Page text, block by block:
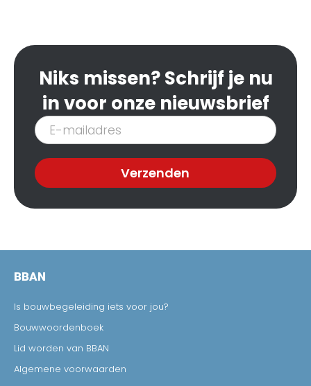
Niks missen? Schrijf je nu
in voor onze nieuwsbrief
Inschrijven
nieuwsbrief
Verzenden
BBAN
Is bouwbegeleiding iets voor jou?
Bouwwoordenboek
Lid worden van BBAN
Algemene voorwaarden